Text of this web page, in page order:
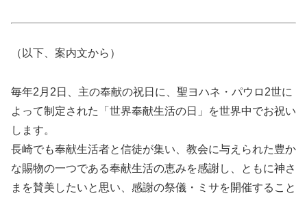
（以下、案内文から）
毎年2月2日、主の奉献の祝日に、聖ヨハネ・パウロ2世に
よって制定された「世界奉献生活の日」を世界中でお祝い
します。
長崎でも奉献生活者と信徒が集い、教会に与えられた豊か
な賜物の一つである奉献生活の恵みを感謝し、ともに神さ
まを賛美したいと思い、感謝の祭儀・ミサを開催すること